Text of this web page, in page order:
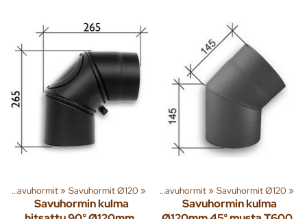
Savuhormit‪» Savuhormit Ø120 ‪»
Savuhormin kulma
‪»Lämmitys ‪»Piiput ja tarvikkeet Savuhormit‪» Savuhormit Ø120 ‪»
Savuhormin kulma